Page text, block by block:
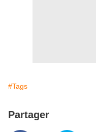
#Tags
Partager